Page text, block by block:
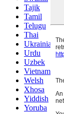
Tajik
Tamil
Telugu
Thai
Ukrainian
Urdu
Uzbek
Vietnamese
Welsh
Xhosa
Yiddish
Yoruba